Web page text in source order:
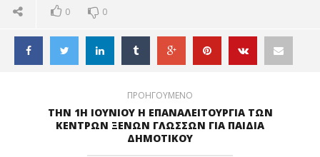
0 0
ΠΡΟΗΓΟΥΜΕΝΟ
ΤΗΝ 1Η ΙΟΥΝΙΟΥ Η ΕΠΑΝΑΛΕΙΤΟΥΡΓΙΑ ΤΩΝ
ΚΕΝΤΡΩΝ ΞΕΝΩΝ ΓΛΩΣΣΩΝ ΓΙΑ ΠΑΙΔΙΑ
ΔΗΜΟΤΙΚΟΥ